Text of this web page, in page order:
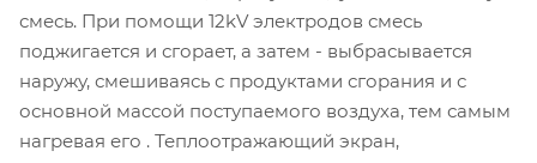
смесь. При помощи 12kV электродов смесь
поджигается и сгорает, а затем - выбрасывается
наружу, смешиваясь с продуктами сгорания и с
основной массой поступаемого воздуха, тем самым
нагревая его . Теплоотражающий экран,